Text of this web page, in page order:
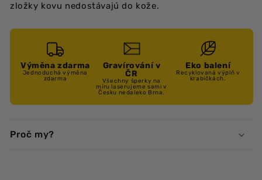
zložky kovu nedostávajú do kože.
Výměna zdarma
Jednoduchá výměna
zdarma
Gravírování v
ČR
Všechny šperky na
míru laserujeme sami v
Česku nedaleko Brna.
Eko balení
Recyklovaná výplň v
krabičkách.
Proč my?